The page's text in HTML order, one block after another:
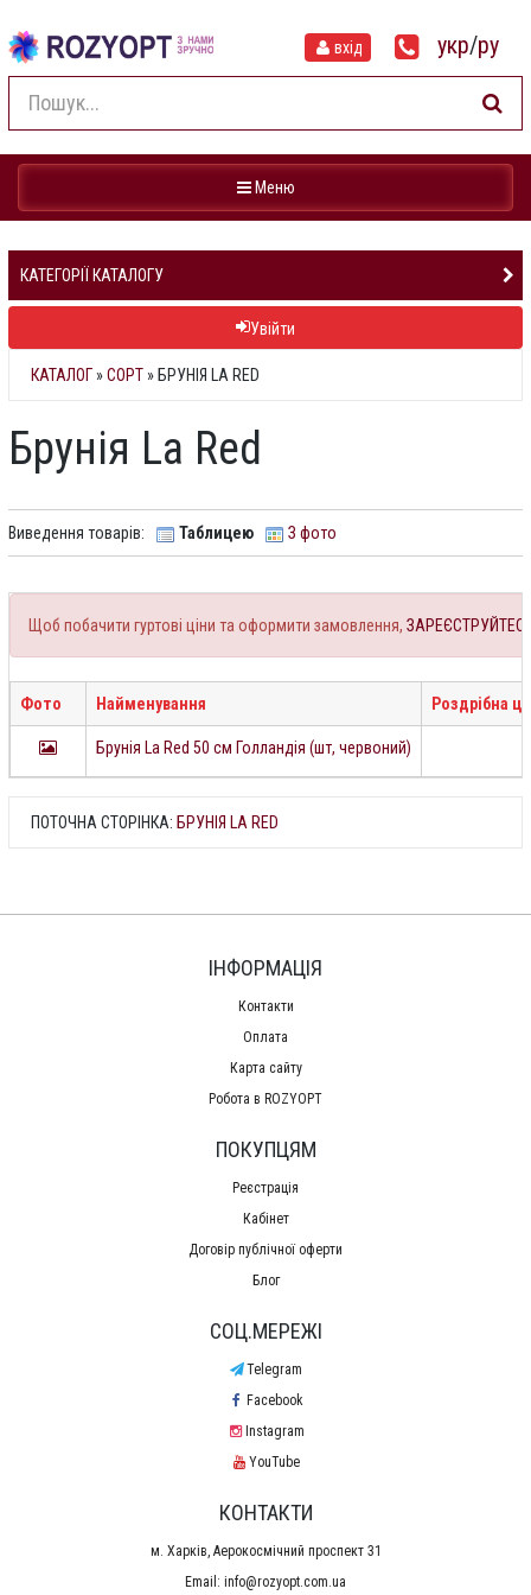
вхід укр/ру
Навігація
Меню
КАТЕГОРІЇ КАТАЛОГУ
Увійти
КАТАЛОГ »СОРТ » БРУНІЯ LA RED
Брунія La Red
Виведення товарів: Таблицею З фото
Щоб побачити гуртові ціни та оформити замовлення,
Фото Найменування Роздрібна
Брунія La Red 50 см Голландія (шт, червоний)
ПОТОЧНА СТОРІНКА: БРУНІЯ LA RED
ІНФОРМАЦІЯ
Контакти
Оплата
Карта сайту
Робота в ROZYOPT
ПОКУПЦЯМ
Реєстрація
Кабінет
Договір публічної оферти
Блог
СОЦ.МЕРЕЖІ
Telegram
Facebook
Instagram
YouTube
КОНТАКТИ
м. Харків, Аерокосмічний проспект 31
Email: info@rozyopt.com.ua